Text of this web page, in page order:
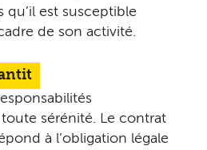
qu’il est susceptible
de son activité.
sérénité. Le contrat
à l’obligation légale